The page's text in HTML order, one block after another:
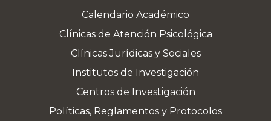
Calendario Académico
Clínicas de Atención Psicológica
Clínicas Jurídicas y Sociales
Institutos de Investigación
Centros de Investigación
Políticas, Reglamentos y Protocolos